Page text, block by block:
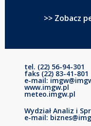
>> Zobacz
tel. (22) 56-94-301
faks (22) 83-41-801
e-mail:
www.imgw.pl
meteo.imgw.pl
Wydział Analiz i
e-mail: